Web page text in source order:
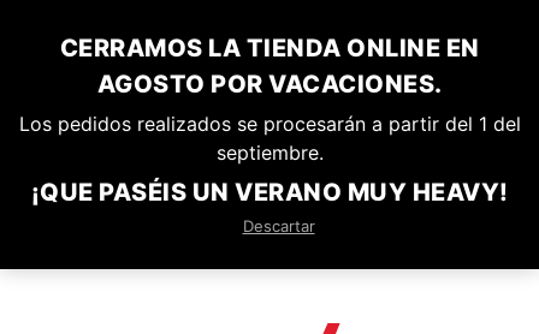
CERRAMOS LA TIENDA ONLINE EN
AGOSTO POR VACACIONES.
Los pedidos realizados se procesarán a partir del 1 del
septiembre.
¡QUE PASÉIS UN VERANO MUY HEAVY!
Descartar